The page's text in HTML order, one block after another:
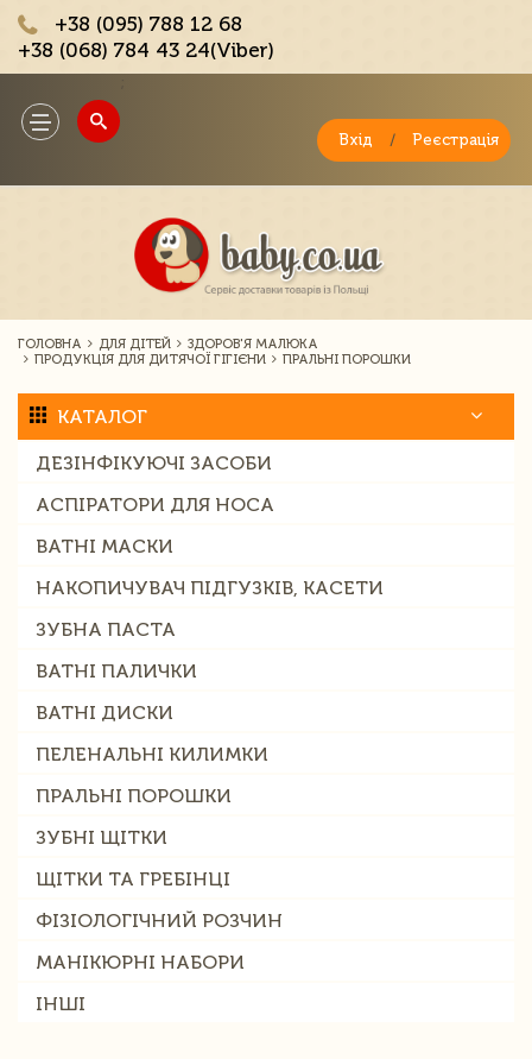
+38 (095) 788 12 68
+38 (068) 784 43 24(Viber)
Toggle
navigation
Вхід / Реєстрація
ГОЛОВНА ДЛЯ ДІТЕЙ
ЗДОРОВ'Я МАЛЮКА
ПРОДУКЦІЯ ДЛЯ ДИТЯЧОЇ ГІГІЄНИ
ПРАЛЬНІ ПОРОШКИ
КАТАЛОГ
ДЕЗІНФІКУЮЧІ ЗАСОБИ
АСПІРАТОРИ ДЛЯ НОСА
ВАТНІ МАСКИ
НАКОПИЧУВАЧ ПІДГУЗКІВ, КАСЕТИ
ЗУБНА ПАСТА
ВАТНІ ПАЛИЧКИ
ВАТНІ ДИСКИ
ПЕЛЕНАЛЬНІ КИЛИМКИ
ПРАЛЬНІ ПОРОШКИ
ЗУБНІ ЩІТКИ
ЩІТКИ ТА ГРЕБІНЦІ
ФІЗІОЛОГІЧНИЙ РОЗЧИН
МАНІКЮРНІ НАБОРИ
ІНШІ